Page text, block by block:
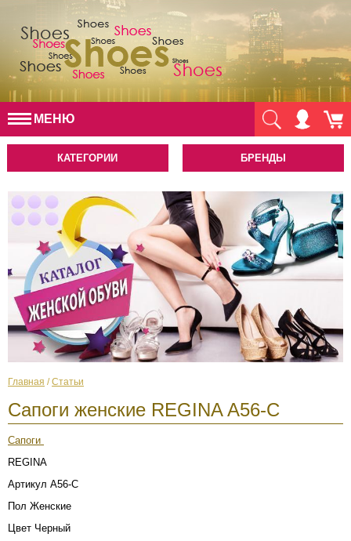
МЕНЮ
КАТЕГОРИИ БРЕНДЫ
Главная /Статьи
Сапоги женские REGINA A56-C
Сапоги
REGINA
Артикул A56-C
Пол Женские
Цвет Черный